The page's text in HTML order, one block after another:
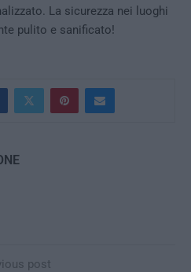
La sicurezza nei luoghi
pulito e sanificato!
post